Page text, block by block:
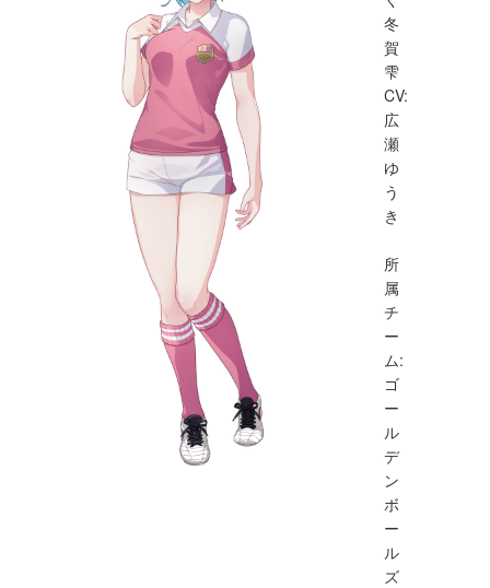
冬
賀
雫
CV:
広
瀬
ゆ
う
き
所
属
チ
ー
ム:
ゴ
ー
ル
デ
ン
ボ
ー
ル
ズ